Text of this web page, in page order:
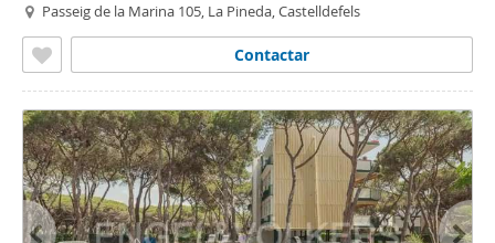
Passeig de la Marina 105, La Pineda, Castelldefels
Contactar